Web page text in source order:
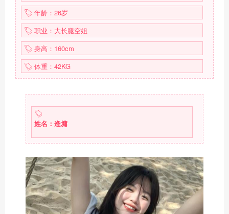
年龄：26岁
职业：大长腿空姐
身高：160cm
体重：42KG
姓名：逄墉